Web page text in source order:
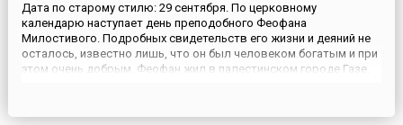
Дата по старому стилю: 29 сентября. По церковному
календарю наступает день преподобного Феофана
Милостивого. Подробных свидетельств его жизни и деяний не
осталось, известно лишь, что он был человеком богатым и при
этом очень добрым. Феофан жил в палестинском городе Газе,
обеднел, а в ...